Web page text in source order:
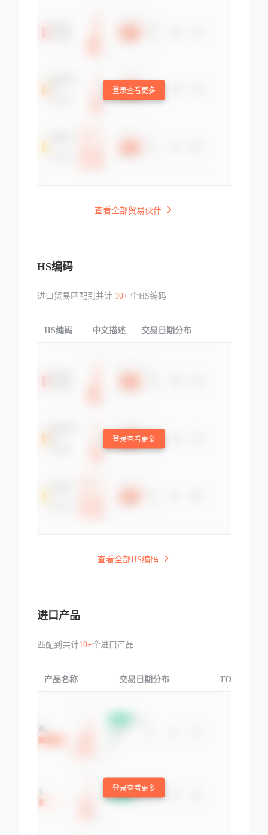
登录查看更多
查看全部贸易伙伴
HS编码
进口贸易匹配到共计 10+个HS编码
HS编码 中文描述 交易日期分布
登录查看更多
查看全部HS编码
进口产品
匹配到共计10+个进口产品
产品名称 交易日期分布 TOP3交易国
登录查看更多